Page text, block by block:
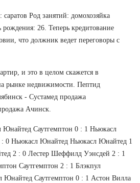
Род занятий: домохозяйка
26. Теперь кредитование
что должник ведет переговоры с
и это в целом скажется в
рынке недвижимости. Пептид
- Сустамед продажа
Ачинск.
Юнайтед Саутгемптон 0 : 1 Ньюкасл
0 Ньюкасл Юнайтед Ньюкасл Юнайтед 1
2 : 0 Лестер Шеффилд Уэнсдей 2 : 1
Саутгемптон 2 : 1 Блэкпул
Юнайтед Саутгемптон 0 : 1 Астон Вилла